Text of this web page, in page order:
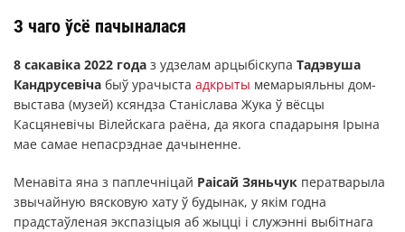
З чаго ўсё пачыналася
8 сакавіка 2022 года з удзелам арцыбіскупа Тадэвуша
Кандрусевіча быў урачыста адкрыты мемарыяльны дом-
выстава (музей) ксяндза Станіслава Жука ў вёсцы
Касцяневічы Вілейскага раёна, да якога спадарыня Ірына
мае самае непасрэднае дачыненне.
Менавіта яна з паплечніцай Раісай Зяньчук ператварыла
звычайную вясковую хату ў будынак, у якім годна
прадстаўленая экспазіцыя аб жыцці і служэнні выбітнага